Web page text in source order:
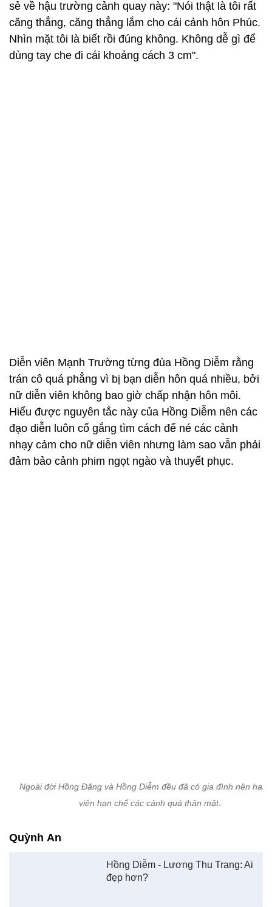
sẻ về hậu trường cảnh quay này: "Nói thật là tôi rất
căng thẳng, căng thẳng lắm cho cái cảnh hôn Phúc.
Nhìn mặt tôi là biết rồi đúng không. Không dễ gì để
dùng tay che đi cái khoảng cách 3 cm".
Diễn viên Mạnh Trường từng đùa Hồng Diễm rằng
trán cô quá phẳng vì bị bạn diễn hôn quá nhiều, bởi
nữ diễn viên không bao giờ chấp nhận hôn môi.
Hiểu được nguyên tắc này của Hồng Diễm nên các
đạo diễn luôn cố gắng tìm cách để né các cảnh
nhạy cảm cho nữ diễn viên nhưng làm sao vẫn phải
đảm bảo cảnh phim ngọt ngào và thuyết phục.
Ngoài đời Hồng Đăng và Hồng Diễm đều đã có gia đình nên hai
viên hạn chế các cảnh quá thân mật.
Quỳnh An
Hồng Diễm - Lương Thu Trang: Ai
đẹp hơn?